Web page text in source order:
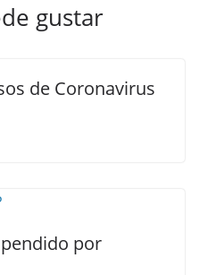
gustar
de Coronavirus
por